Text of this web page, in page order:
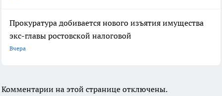
Прокуратура добивается нового изъятия имущества
экс-главы ростовской налоговой
Вчера
Комментарии на этой странице отключены.